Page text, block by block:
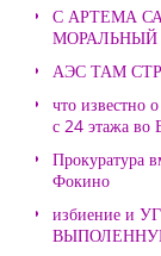
С АРТЕМА
АЭС ТАМ
что известно
с 24 этажа во
Прокуратура
Фокино
избиение и